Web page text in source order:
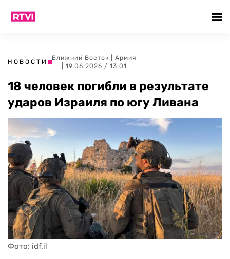
НОВОСТИ
Ближний Восток
Армия
| 19.06.2026 / 13:01
18 человек погибли в результате
ударов Израиля по югу Ливана
Фото: idf.il